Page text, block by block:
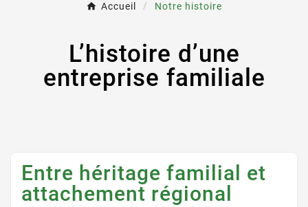
Accueil Notre histoire
L’histoire d’une
entreprise familiale
Entre héritage familial et
attachement régional